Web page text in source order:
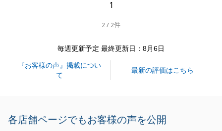
閉じる
1
2 / 2件
毎週更新予定 最終更新日：8月6日
『お客様の声』掲載につい
て
最新の評価はこちら
各店舗ページでもお客様の声を公開